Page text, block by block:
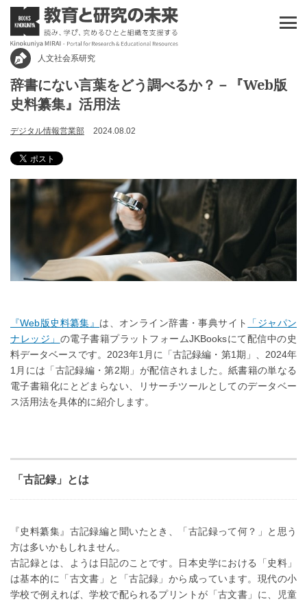
人文社会系研究
辞書にない言葉をどう調べるか？－『Web版
史料纂集』活用法
デジタル情報営業部 2024.08.02
『Web版史料纂集』 は、オンライン辞書・事典サイト
「ジャパン
ナレッジ」 の電子書籍プラットフォームJKBooksにて配信中の史
料データベースです。2023年1月に「古記録編・第1期」、2024年
1月には「古記録編・第2期」が配信されました。紙書籍の単なる
電子書籍化にとどまらない、リサーチツールとしてのデータベー
ス活用法を具体的に紹介します。
「古記録」とは
『史料纂集』古記録編と聞いたとき、「古記録って何？」と思う
方は多いかもしれません。
古記録とは、ようは日記のことです。日本史学における「史料」
は基本的に「古文書」と「古記録」から成っています。現代の小
学校で例えれば、学校で配られるプリントが「古文書」に、児童